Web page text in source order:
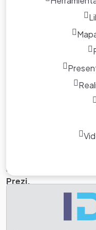
Realicé una
conceptos de los
en grupos de cuatro
actividad puede utilizar
herramientas
Prezi.
Elabore un
estamos rodeados de